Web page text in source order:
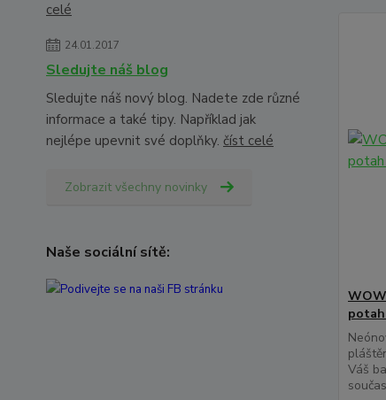
celé
24.01.2017
Sledujte náš blog
Sledujte náš nový blog. Nadete zde různé
informace a také tipy. Například jak
nejlépe upevnit své doplňky. číst celé
Zobrazit všechny novinky
Naše sociální sítě:
potah
Váš